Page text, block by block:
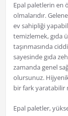
Epal paletlerin en
olmalarıdır.
ev sahipliği
temizlemek, gıda
taşınmasında
sayesinde gıda
zamanda genel
olursunuz.
bir fark yaratabilir
Epal paletler,